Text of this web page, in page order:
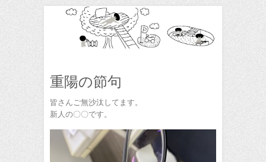
重陽の節句
皆さんご無沙汰してます。
新人の〇〇です。